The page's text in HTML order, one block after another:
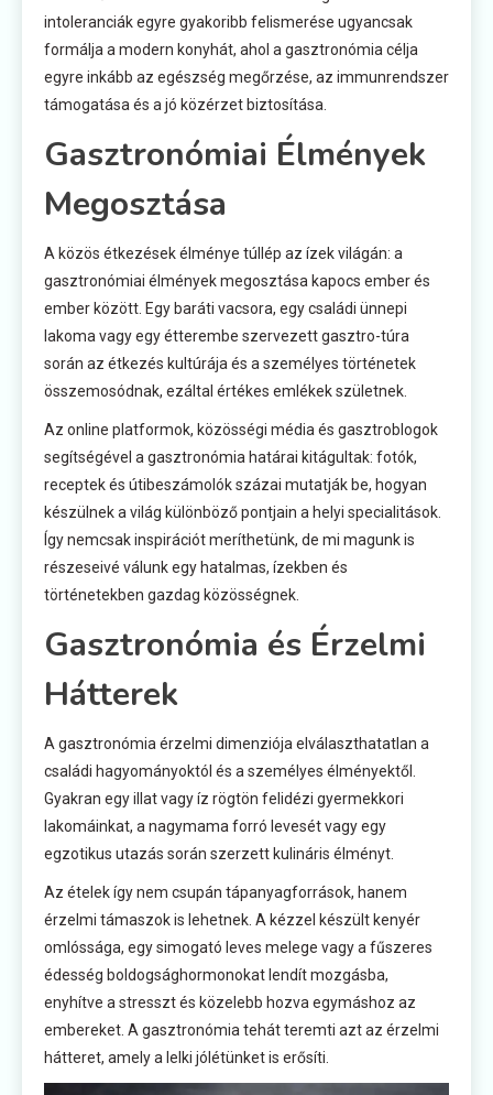
intoleranciák egyre gyakoribb felismerése ugyancsak
formálja a modern konyhát, ahol a gasztronómia célja
egyre inkább az egészség megőrzése, az immunrendszer
támogatása és a jó közérzet biztosítása.
Gasztronómiai Élmények
Megosztása
A közös étkezések élménye túllép az ízek világán: a
gasztronómiai élmények megosztása kapocs ember és
ember között. Egy baráti vacsora, egy családi ünnepi
lakoma vagy egy étterembe szervezett gasztro-túra
során az étkezés kultúrája és a személyes történetek
összemosódnak, ezáltal értékes emlékek születnek.
Az online platformok, közösségi média és gasztroblogok
segítségével a gasztronómia határai kitágultak: fotók,
receptek és útibeszámolók százai mutatják be, hogyan
készülnek a világ különböző pontjain a helyi specialitások.
Így nemcsak inspirációt meríthetünk, de mi magunk is
részeseivé válunk egy hatalmas, ízekben és
történetekben gazdag közösségnek.
Gasztronómia és Érzelmi
Hátterek
A gasztronómia érzelmi dimenziója elválaszthatatlan a
családi hagyományoktól és a személyes élményektől.
Gyakran egy illat vagy íz rögtön felidézi gyermekkori
lakomáinkat, a nagymama forró levesét vagy egy
egzotikus utazás során szerzett kulináris élményt.
Az ételek így nem csupán tápanyagforrások, hanem
érzelmi támaszok is lehetnek. A kézzel készült kenyér
omlóssága, egy simogató leves melege vagy a fűszeres
édesség boldogsághormonokat lendít mozgásba,
enyhítve a stresszt és közelebb hozva egymáshoz az
embereket. A gasztronómia tehát teremti azt az érzelmi
hátteret, amely a lelki jólétünket is erősíti.